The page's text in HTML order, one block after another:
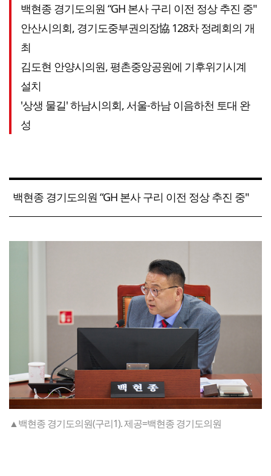
백현종 경기도의원 “GH 본사 구리 이전 정상 추진 중"
안산시의회, 경기도중부권의장協 128차 정례회의 개
최
김도현 안양시의원, 평촌중앙공원에 기후위기시계
설치
'상생 물길' 하남시의회, 서울-하남 이음하천 토대 완
성
백현종 경기도의원 “GH 본사 구리 이전 정상 추진 중"
▲백현종 경기도의원(구리1). 제공=백현종 경기도의원